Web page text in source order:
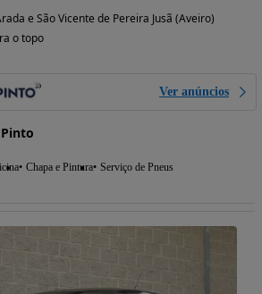
e São Vicente de Pereira Jusã (Aveiro)
o topo
Ver anúncios
Chapa e Pintura Serviço de Pneus